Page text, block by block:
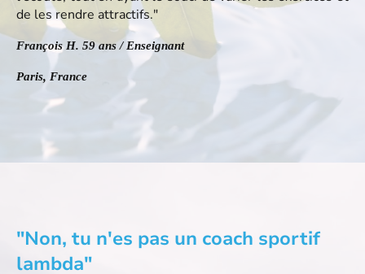
de les rendre attractifs."
François H. 59 ans / Enseignant
Paris, France
"Non, tu n'es pas un coach sportif
lambda"